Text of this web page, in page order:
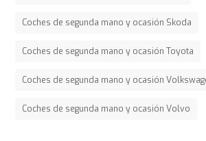
Coches de segunda mano y ocasión Skoda
Coches de segunda mano y ocasión Toyota
Coches de segunda mano y ocasión
Coches de segunda mano y ocasión Volvo